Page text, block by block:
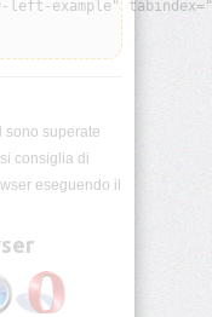
left-example"
sono superate
consiglia di
eseguendo il